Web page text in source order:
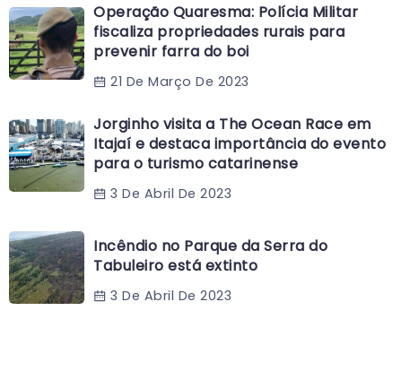
Operação Quaresma: Polícia Militar
fiscaliza propriedades rurais para
prevenir farra do boi
21 De Março De 2023
Jorginho visita a The Ocean Race em
Itajaí e destaca importância do evento
para o turismo catarinense
3 De Abril De 2023
Incêndio no Parque da Serra do
Tabuleiro está extinto
3 De Abril De 2023